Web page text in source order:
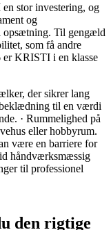
stor investering, og
og
opsætning. Til gengæld
som få andre
er KRISTI i en klasse
der sikrer lang
til en værdi
· Rummelighed på
eller hobbyrum.
være en barriere for
håndværksmæssig
til professionel
den rigtige